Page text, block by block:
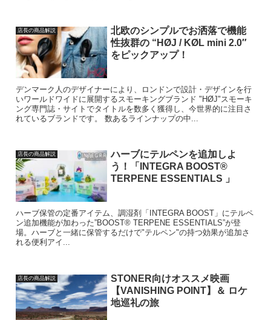
店長の商品解説
北欧のシンプルでお洒落で機能
性抜群の “HØJ / KØL mini 2.0″
をピックアップ！
デンマーク人のデザイナーにより、ロンドンで設計・デザインを行
いワールドワイドに展開するスモーキングブランド "HØJ"スモーキ
ング専門誌・サイトでタイトルを数多く獲得し、今世界的に注目さ
れているブランドです。 数あるラインナップの中...
店長の商品解説
ハーブにテルペンを追加しよ
う！「INTEGRA BOOST®
TERPENE ESSENTIALS 」
ハーブ保管の定番アイテム、調湿剤「INTEGRA BOOST」にテルペ
ン追加機能が加わった”BOOST® TERPENE ESSENTIALS”が登
場。ハーブと一緒に保管するだけで"テルペン"の持つ効果が追加さ
れる便利アイ...
店長の商品解説
STONER向けオススメ映画
【VANISHING POINT】＆ ロケ
地巡礼の旅